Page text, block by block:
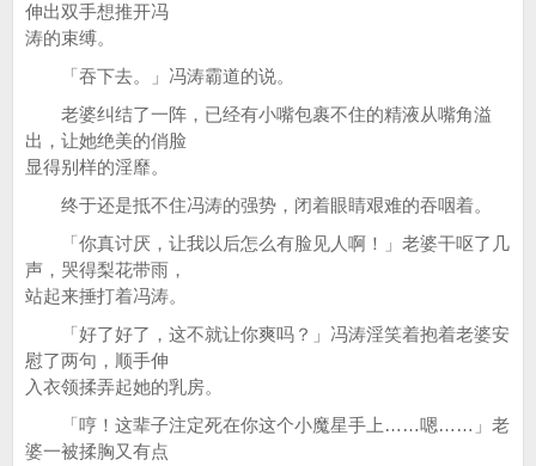
伸出双手想推开冯
涛的束缚。
「吞下去。」冯涛霸道的说。
老婆纠结了一阵，已经有小嘴包裹不住的精液从嘴角溢
出，让她绝美的俏脸
显得别样的淫靡。
终于还是抵不住冯涛的强势，闭着眼睛艰难的吞咽着。
「你真讨厌，让我以后怎么有脸见人啊！」老婆干呕了几
声，哭得梨花带雨，
站起来捶打着冯涛。
「好了好了，这不就让你爽吗？」冯涛淫笑着抱着老婆安
慰了两句，顺手伸
入衣领揉弄起她的乳房。
「哼！这辈子注定死在你这个小魔星手上……嗯……」老
婆一被揉胸又有点